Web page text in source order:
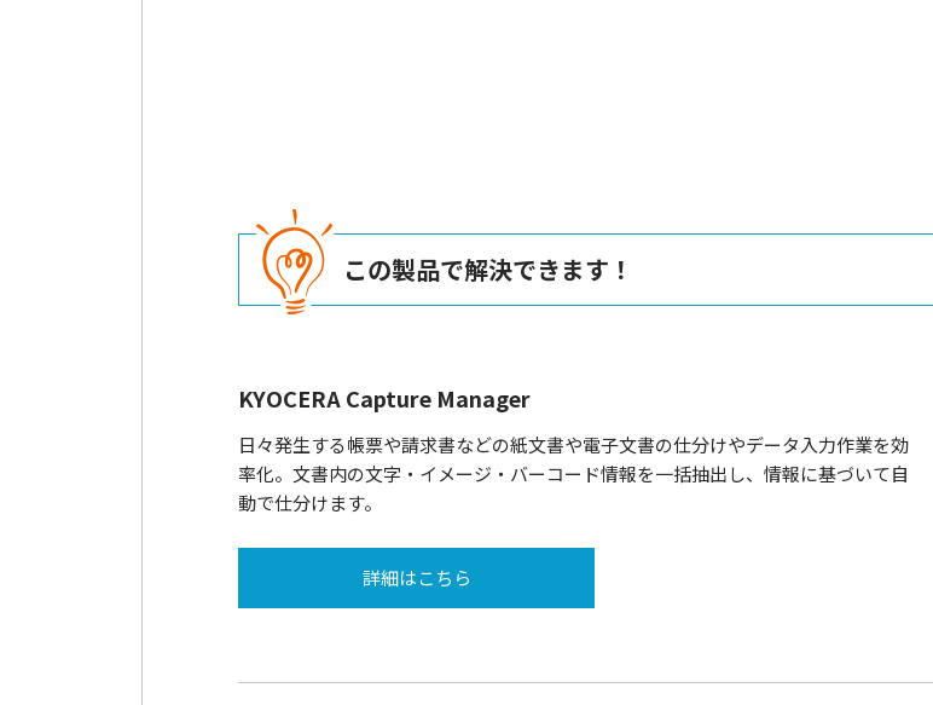
この製品で解決できます！
KYOCERA Capture Manager
日々発生する帳票や請求書などの紙文書や電子文書の仕分けやデータ入力作業を効
率化。文書内の文字・イメージ・バーコード情報を一括抽出し、情報に基づいて自
動で仕分けます。
詳細はこちら